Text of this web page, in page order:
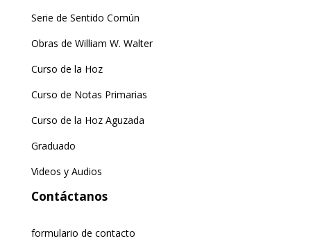
Serie de Sentido Común
Obras de William W. Walter
Curso de la Hoz
Curso de Notas Primarias
Curso de la Hoz Aguzada
Graduado
Videos y Audios
Contáctanos
formulario de contacto